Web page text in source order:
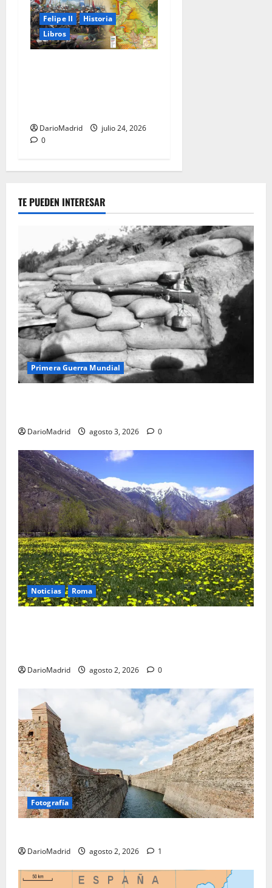
Felipe II
Historia
Libros
DarioMadrid
julio 24, 2026
0
TE PUEDEN INTERESAR
Primera Guerra Mundial
DarioMadrid agosto 3, 2026 0
Noticias Roma
DarioMadrid agosto 2, 2026 0
Fotografía
DarioMadrid agosto 2, 2026 1